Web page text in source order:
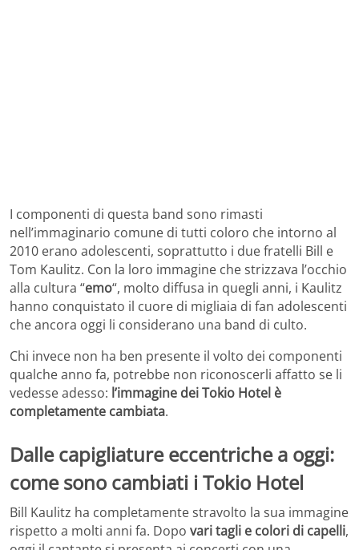
I componenti di questa band sono rimasti
nell’immaginario comune di tutti coloro che intorno al
2010 erano adolescenti, soprattutto i due fratelli Bill e
Tom Kaulitz. Con la loro immagine che strizzava l’occhio
alla cultura “emo“, molto diffusa in quegli anni, i Kaulitz
hanno conquistato il cuore di migliaia di fan adolescenti
che ancora oggi li considerano una band di culto.
Chi invece non ha ben presente il volto dei componenti
qualche anno fa, potrebbe non riconoscerli affatto se li
vedesse adesso: l’immagine dei Tokio Hotel è
completamente cambiata.
Dalle capigliature eccentriche a oggi:
come sono cambiati i Tokio Hotel
Bill Kaulitz ha completamente stravolto la sua immagine
rispetto a molti anni fa. Dopo vari tagli e colori di capelli,